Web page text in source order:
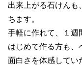
出来上がる石けんも
ちます。
手軽に作れて、１週
はじめて作る方も、
面白さを体感してい